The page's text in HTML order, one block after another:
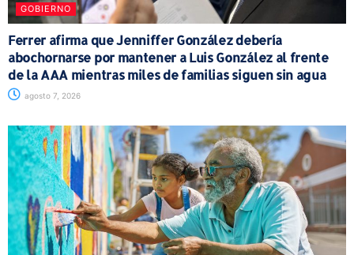
GOBIERNO
Ferrer afirma que Jenniffer González debería
abochornarse por mantener a Luis González al frente
de la AAA mientras miles de familias siguen sin agua
agosto 7, 2026